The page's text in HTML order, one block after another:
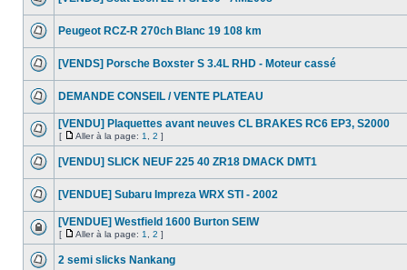
Peugeot RCZ-R 270ch Blanc 19 108 km
[VENDS] Porsche Boxster S 3.4L RHD - Moteur cassé
DEMANDE CONSEIL / VENTE PLATEAU
[VENDU] Plaquettes avant neuves CL BRAKES RC6 EP3, S2000
[ Aller à la page: 1 2 ]
[VENDU] SLICK NEUF 225 40 ZR18 DMACK DMT1
[VENDUE] Subaru Impreza WRX STI - 2002
[VENDUE] Westfield 1600 Burton SEIW
[ Aller à la page: 1 2 ]
2 semi slicks Nankang